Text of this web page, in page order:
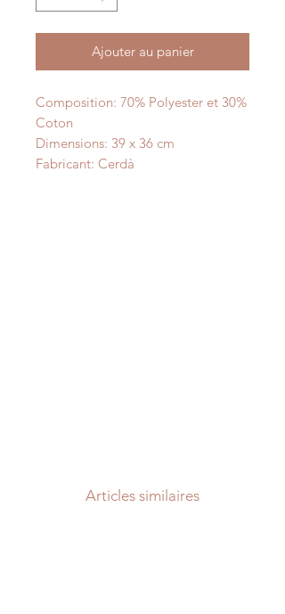
Ajouter au panier
Composition: 70% Polyester et 30%
Coton
Dimensions: 39 x 36 cm
Fabricant: Cerdà
Articles similaires